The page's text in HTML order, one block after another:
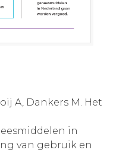
A, Dankers M. Het
in
van gebruik en